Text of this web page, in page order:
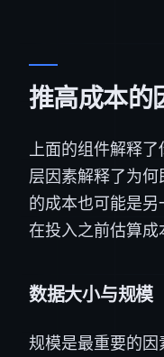
推高成本的
上面的组件解释
层因素解释了为
的成本也可能是
在投入之前估算成
数据大小与规模
规模是最重要的因